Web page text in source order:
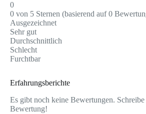
0
0 von 5 Sternen (basierend auf 0
Ausgezeichnet
Sehr gut
Durchschnittlich
Schlecht
Furchtbar
Erfahrungsberichte
Es gibt noch keine Bewertungen. Schreibe
Bewertung!